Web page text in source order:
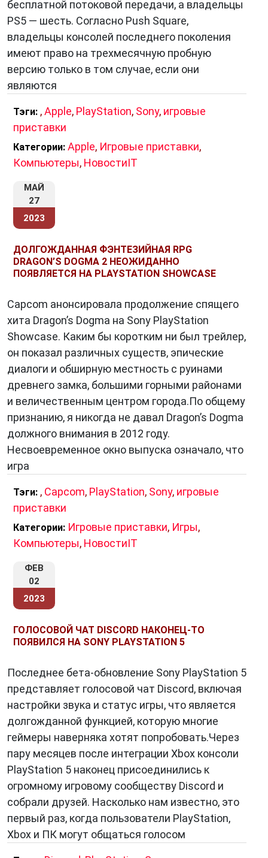
бесплатной потоковой передачи, а владельцы
PS5 — шесть. Согласно Push Square,
владельцы консолей последнего поколения
имеют право на трехмесячную пробную
версию только в том случае, если они
являются
Тэги: ,Apple, PlayStation, Sony, игровые
приставки
Категории: Apple, Игровые приставки,
Компьютеры, НовостиIT
МАЙ
27
2023
ДОЛГОЖДАННАЯ ФЭНТЕЗИЙНАЯ RPG
DRAGON’S DOGMA 2 НЕОЖИДАННО
ПОЯВЛЯЕТСЯ НА PLAYSTATION SHOWCASE
Capcom анонсировала продолжение спящего
хита Dragon’s Dogma на Sony PlayStation
Showcase. Каким бы коротким ни был трейлер,
он показал различных существ, эпические
диалоги и обширную местность с руинами
древнего замка, большими горными районами
и величественным центром города.По общему
признанию, я никогда не давал Dragon’s Dogma
должного внимания в 2012 году.
Несвоевременное окно выпуска означало, что
игра
Тэги: , Capcom, PlayStation, Sony, игровые
приставки
Категории: Игровые приставки, Игры,
Компьютеры, НовостиIT
ФЕВ
02
2023
ГОЛОСОВОЙ ЧАТ DISCORD НАКОНЕЦ-ТО
ПОЯВИЛСЯ НА SONY PLAYSTATION 5
Последнее бета-обновление Sony PlayStation 5
представляет голосовой чат Discord, включая
настройки звука и статус игры, что является
долгожданной функцией, которую многие
геймеры наверняка хотят попробовать.Через
пару месяцев после интеграции Xbox консоли
PlayStation 5 наконец присоединились к
огромному игровому сообществу Discord и
собрали друзей. Насколько нам известно, это
первый раз, когда пользователи PlayStation,
Xbox и ПК могут общаться голосом